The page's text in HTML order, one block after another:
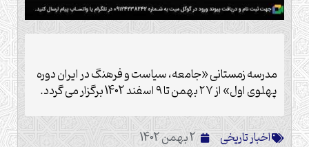
مدرسه زمستانی «جامعه، سیاست و فرهنگ در ایران دوره
پهلوی اول» از ۲۷ بهمن تا ۹ اسفند 1402 برگزار می گردد.
اخبار تاریخی
2 بهمن 1402